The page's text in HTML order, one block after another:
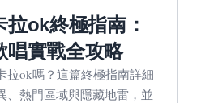
ok終極指南：
唱實戰全攻略
拉ok嗎？這篇終極指南詳細
、熱門區域與隱藏地雷，並